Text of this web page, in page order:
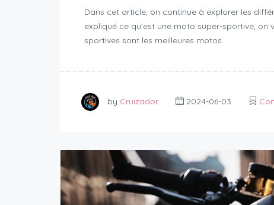
Dans cet article, on continue à explorer les
expliqué ce qu’est une moto super-sportive,
sportives sont les meilleures motos.
by Cruizador 2024-06-03